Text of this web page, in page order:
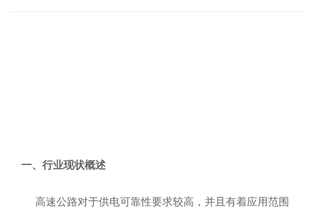
一、行业现状概述
高速公路对于供电可靠性要求较高，并且有着应用范围